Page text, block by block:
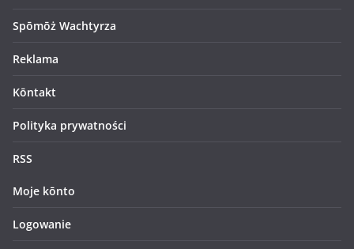
Spōmōż Wachtyrza
Reklama
Kōntakt
Polityka prywatności
RSS
Moje kōnto
Logowanie